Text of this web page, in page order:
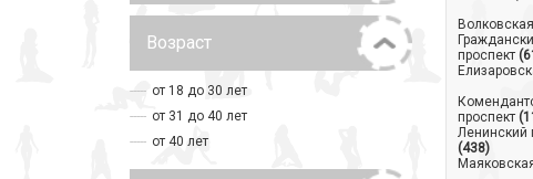
Возраст
от 18 до 30 лет
от 31 до 40 лет
от 40 лет
Волковская
проспект
проспект
Ленинский
(438)